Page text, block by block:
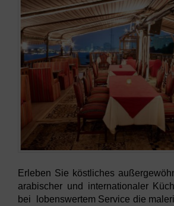
Erleben Sie köstliches
arabischer und internationaler
bei lobenswertem Service die